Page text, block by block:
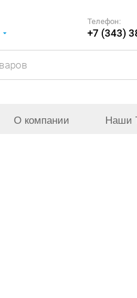
Телефон:
+7 (343)
О компании Наши